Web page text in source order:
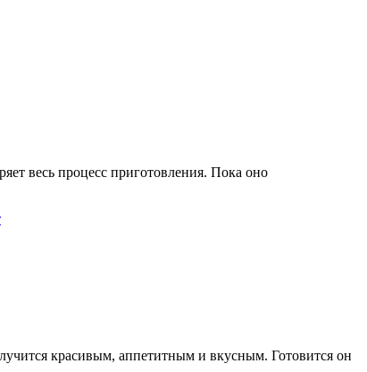
весь процесс приготовления. Пока оно
красивым, аппетитным и вкусным. Готовится он